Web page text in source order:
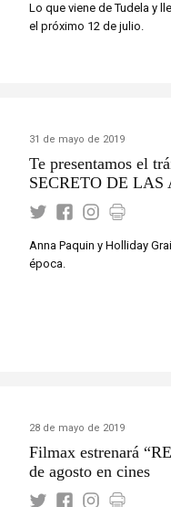
Lo que viene de Tudela y
el próximo 12 de julio.
31 de mayo de 2019
Te presentamos el
SECRETO DE LAS
Anna Paquin y Holliday
época.
28 de mayo de 2019
Filmax estrenará
de agosto en cines